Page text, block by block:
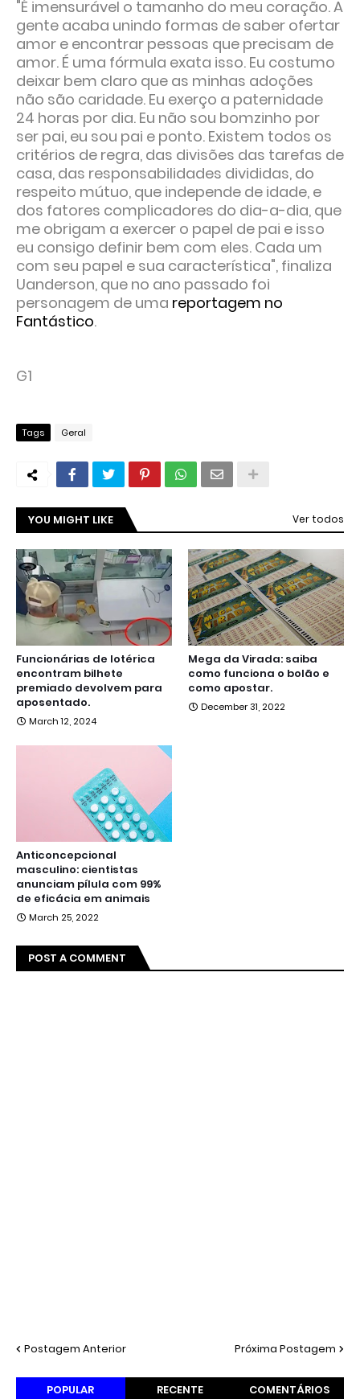
"É imensurável o tamanho do meu coração. A
gente acaba unindo formas de saber ofertar
amor e encontrar pessoas que precisam de
amor. É uma fórmula exata isso. Eu costumo
deixar bem claro que as minhas adoções
não são caridade. Eu exerço a paternidade
24 horas por dia. Eu não sou bomzinho por
ser pai, eu sou pai e ponto. Existem todos os
critérios de regra, das divisões das tarefas de
casa, das responsabilidades divididas, do
respeito mútuo, que independe de idade, e
dos fatores complicadores do dia-a-dia, que
me obrigam a exercer o papel de pai e isso
eu consigo definir bem com eles. Cada um
com seu papel e sua característica", finaliza
Uanderson, que no ano passado foi
personagem de uma reportagem no
Fantástico.
G1
Tags Geral
YOU MIGHT LIKE Ver todos
Funcionárias de lotérica
encontram bilhete
premiado devolvem para
aposentado.
March 12, 2024
Mega da Virada: saiba
como funciona o bolão e
como apostar.
December 31, 2022
Anticoncepcional
masculino: cientistas
anunciam pílula com 99%
de eficácia em animais
March 25, 2022
POST A COMMENT
Postagem Anterior Próxima Postagem
POPULAR RECENTE COMENTÁRIOS